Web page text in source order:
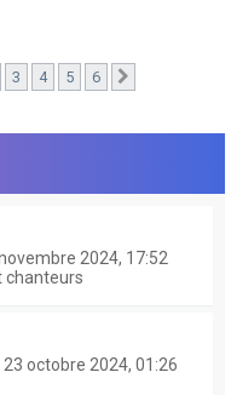
3 4 5 6
2024, 17:52
chanteurs
23 octobre 2024, 01:26